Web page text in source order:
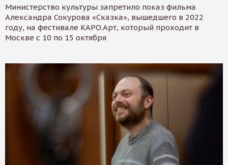
Министерство культуры запретило показ фильма
Александра Сокурова «Сказка», вышедшего в 2022
году, на фестивале КАРО.Арт, который проходит в
Москве с 10 по 15 октября